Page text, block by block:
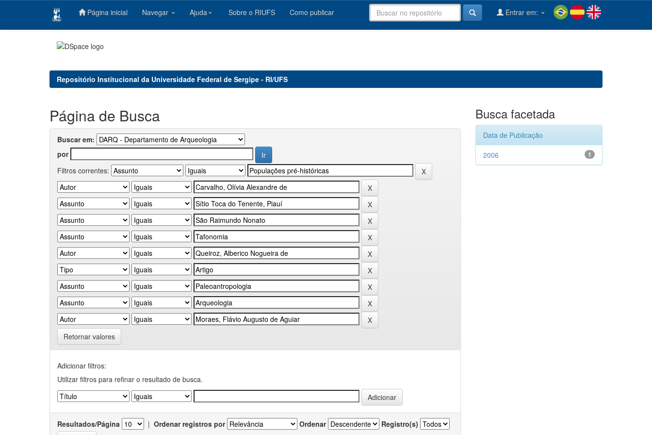
Página inicial Navegar Ajuda Sobre o RIUFS Como publicar Entrar em:
Repositório Institucional da Universidade Federal de Sergipe - RI/UFS
Página de Busca
Buscar em:
por
Filtros correntes:
Retornar valores
Adicionar filtros:
Utilizar filtros para refinar o resultado de busca.
Resultados/Página | Ordenar registros por Ordenar Registro(s)
Busca facetada
Data de Publicação
1
2006